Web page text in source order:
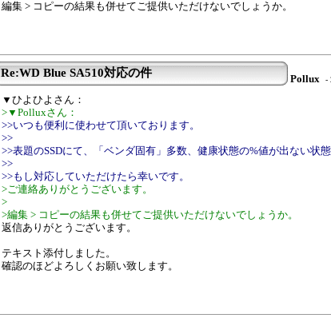
編集 > コピーの結果も併せてご提供いただけないでしょうか。
Re:WD Blue SA510対応の件 Pollux -
▼ひよひよさん：
>▼Polluxさん：
>>いつも便利に使わせて頂いております。
>>
>>表題のSSDにて、「ベンダ固有」多数、健康状態の%値が出ない状態
>>
>>もし対応していただけたら幸いです。
>ご連絡ありがとうございます。
>
>編集 > コピーの結果も併せてご提供いただけないでしょうか。
返信ありがとうございます。
テキスト添付しました。
確認のほどよろしくお願い致します。